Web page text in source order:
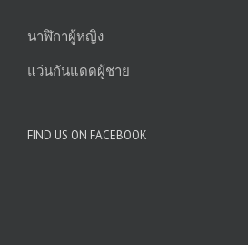
นาฬิกาผู้หญิง
แว่นกันแดดผู้ชาย
FIND US ON FACEBOOK